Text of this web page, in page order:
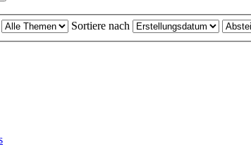
Sortiere nach